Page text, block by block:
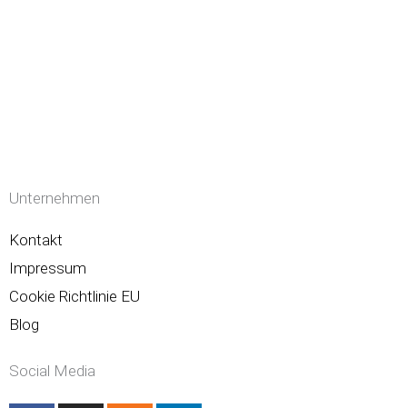
Unternehmen
Kontakt
Impressum
Cookie Richtlinie EU
Blog
Social Media